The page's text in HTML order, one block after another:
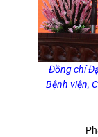
Đồng chí
Bệnh viện,
Phát